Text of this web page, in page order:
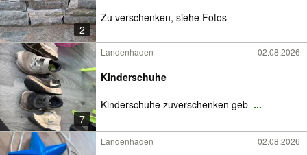
2
Zu verschenken, siehe Fotos
7
Langenhagen 02.08.2026
Kinderschuhe
Kinderschuhe zuverschenken geb ...
Langenhagen 02.08.2026